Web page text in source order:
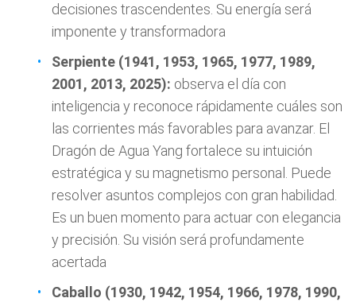
decisiones trascendentes. Su energía será
imponente y transformadora
Serpiente (1941, 1953, 1965, 1977, 1989,
2001, 2013, 2025): observa el día con
inteligencia y reconoce rápidamente cuáles son
las corrientes más favorables para avanzar. El
Dragón de Agua Yang fortalece su intuición
estratégica y su magnetismo personal. Puede
resolver asuntos complejos con gran habilidad.
Es un buen momento para actuar con elegancia
y precisión. Su visión será profundamente
acertada
Caballo (1930, 1942, 1954, 1966, 1978, 1990,